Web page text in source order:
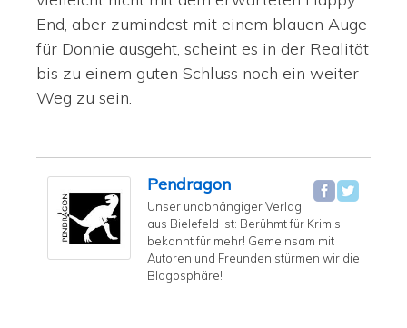
End, aber zumindest mit einem blauen Auge
für Donnie ausgeht, scheint es in der Realität
bis zu einem guten Schluss noch ein weiter
Weg zu sein.
Pendragon
Unser unabhängiger Verlag
aus Bielefeld ist: Berühmt für Krimis,
bekannt für mehr! Gemeinsam mit
Autoren und Freunden stürmen wir die
Blogosphäre!